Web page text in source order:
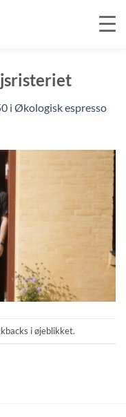
i Økologisk espresso
i øjeblikket.